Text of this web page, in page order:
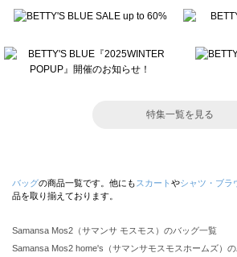
特集一覧を見る
バッグの商品一覧です。他にも スカート やシャツ・ブラ
品を取り揃えております。
Samansa Mos2（サマンサ モスモス）のバッグ一覧
Samansa Mos2 home's（サマンサモスモスホームズ）